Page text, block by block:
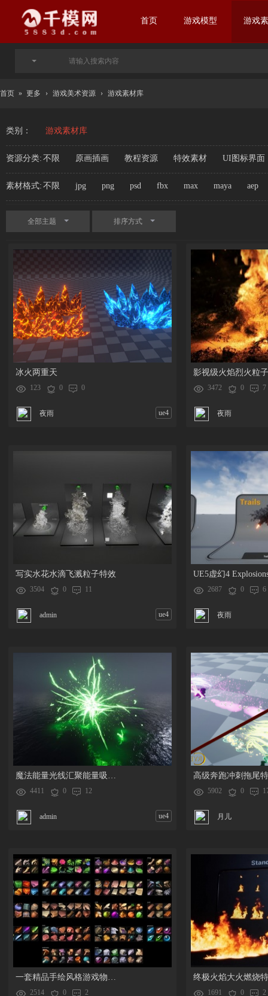
首页 游戏模型 游戏
首页 » 更多 › 游戏美术资源 › 游戏素材库
类别： 游戏素材库
资源分类: 不限 原画插画 教程资源 特效素材 UI图标界面
素材格式: 不限 jpg png psd fbx max maya aep
全部主题 排序方式
冰火两重天
123 0 0
夜雨 ue4
影视级火焰烈火粒
3472 0 7
夜雨
写实水花水滴飞溅粒子特效
3504 0 11
admin ue4
2687 0 6
夜雨
魔法能量光线汇聚能量吸收特效
4411 0 12
admin ue4
高级奔跑冲刺拖尾
5902 0
月儿
一套精品手绘风格游戏物品道具图标素材资源
2514 0 2
终极火焰大火燃烧
1691 0 2